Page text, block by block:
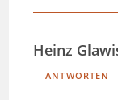
Heinz
ANTWORTEN